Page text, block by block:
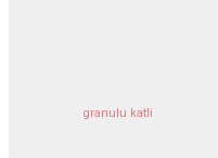
granulu katli